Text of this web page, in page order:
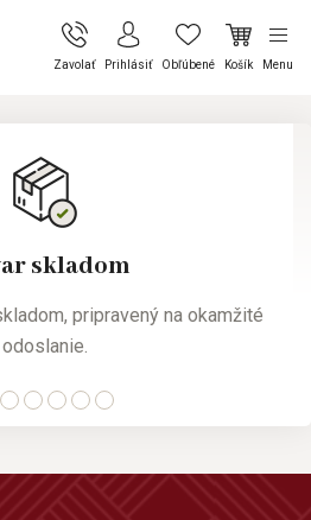
Zavolať Prihlásiť Obľúbené Košík Menu
skladom
pripravený na okamžité
odoslanie.